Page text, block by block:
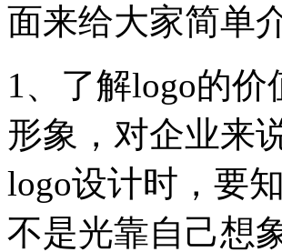
面来给大家简单
1、了解logo的
形象，对企业来
logo设计时，要
不是光靠自己想